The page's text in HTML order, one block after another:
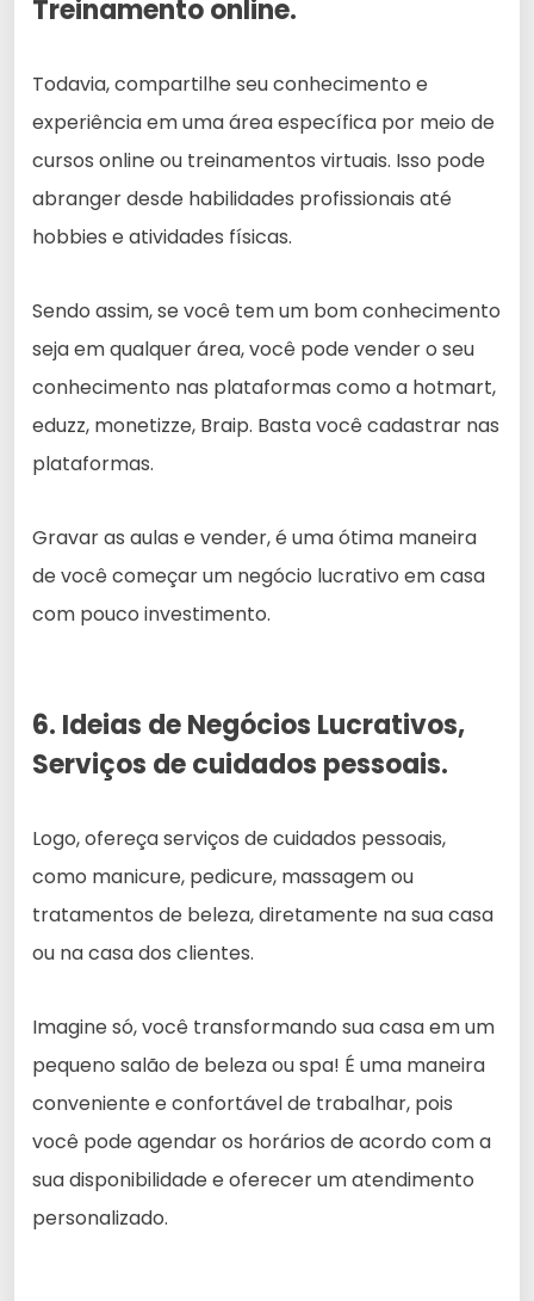
Treinamento online.
Todavia, compartilhe seu conhecimento e
experiência em uma área específica por meio de
cursos online ou treinamentos virtuais. Isso pode
abranger desde habilidades profissionais até
hobbies e atividades físicas.
Sendo assim, se você tem um bom conhecimento
seja em qualquer área, você pode vender o seu
conhecimento nas plataformas como a hotmart,
eduzz, monetizze, Braip. Basta você cadastrar nas
plataformas.
Gravar as aulas e vender, é uma ótima maneira
de você começar um negócio lucrativo em casa
com pouco investimento.
6. Ideias de Negócios Lucrativos,
Serviços de cuidados pessoais.
Logo, ofereça serviços de cuidados pessoais,
como manicure, pedicure, massagem ou
tratamentos de beleza, diretamente na sua casa
ou na casa dos clientes.
Imagine só, você transformando sua casa em um
pequeno salão de beleza ou spa! É uma maneira
conveniente e confortável de trabalhar, pois
você pode agendar os horários de acordo com a
sua disponibilidade e oferecer um atendimento
personalizado.